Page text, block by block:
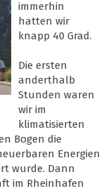
immerhin
hatten wir
knapp 40 Grad.
Die ersten
anderthalb
Stunden waren
wir im
klimatisierten
Bogen die
Energien
wurde. Dann
im Rheinhafen